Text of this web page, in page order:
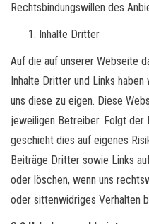
Rechtsbindungswillen des
Inhalte Dritter
Auf die auf unserer Webseite
Inhalte Dritter und Links
uns diese zu eigen. Diese
jeweiligen Betreiber. Folgt der
geschieht dies auf eigenes
Beiträge Dritter sowie Links
oder löschen, wenn uns
oder sittenwidriges Verhalten